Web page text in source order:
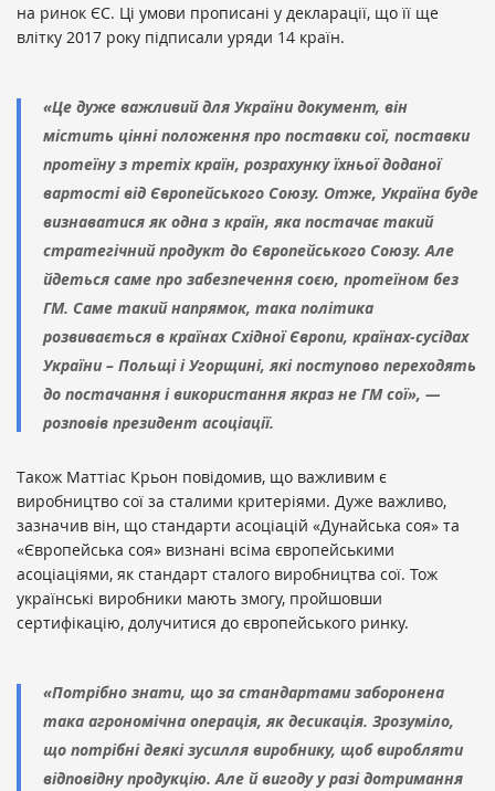
на ринок ЄС. Ці умови прописані у декларації, що її ще
влітку 2017 року підписали уряди 14 країн.
«Це дуже важливий для України документ, він
містить цінні положення про поставки сої, поставки
протеїну з третіх країн, розрахунку їхньої доданої
вартості від Європейського Союзу. Отже, Україна буде
визнаватися як одна з країн, яка постачає такий
стратегічний продукт до Європейського Союзу. Але
йдеться саме про забезпечення соєю, протеїном без
ГМ. Саме такий напрямок, така політика
розвивається в країнах Східної Європи, країнах-сусідах
України – Польщі і Угорщині, які поступово переходять
до постачання і використання якраз не ГМ сої», —
розповів президент асоціації.
Також Маттіас Крьон повідомив, що важливим є
виробництво сої за сталими критеріями. Дуже важливо,
зазначив він, що стандарти асоціацій «Дунайська соя» та
«Європейська соя» визнані всіма європейськими
асоціаціями, як стандарт сталого виробництва сої. Тож
українські виробники мають змогу, пройшовши
сертифікацію, долучитися до європейського ринку.
«Потрібно знати, що за стандартами заборонена
така агрономічна операція, як десикація. Зрозуміло,
що потрібні деякі зусилля виробнику, щоб виробляти
відповідну продукцію. Але й вигоду у разі дотримання